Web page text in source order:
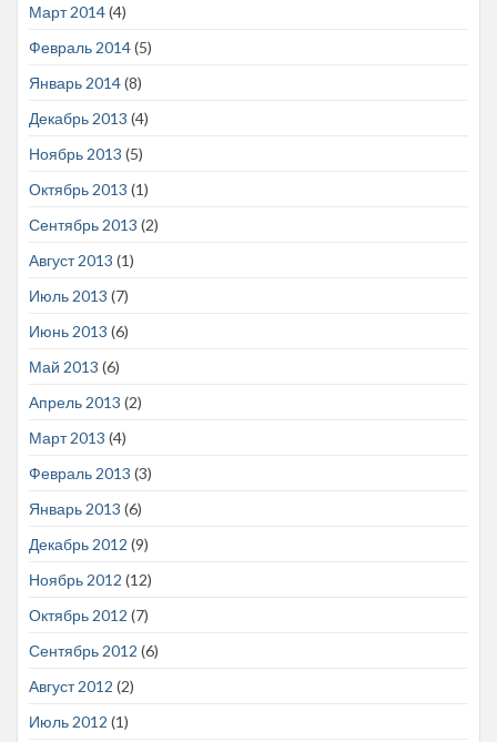
Март 2014(4)
Февраль 2014(5)
Январь 2014(8)
Декабрь 2013 (4)
Ноябрь 2013 (5)
Октябрь 2013 (1)
Сентябрь 2013 (2)
Август 2013 (1)
Июль 2013 (7)
Июнь 2013 (6)
Май 2013 (6)
Апрель 2013 (2)
Март 2013 (4)
Февраль 2013 (3)
Январь 2013 (6)
Декабрь 2012 (9)
Ноябрь 2012 (12)
Октябрь 2012 (7)
Сентябрь 2012 (6)
Август 2012 (2)
Июль 2012 (1)